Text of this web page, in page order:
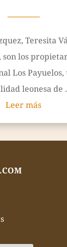
————
Teresita
los
Los
leonesa de
Leer más